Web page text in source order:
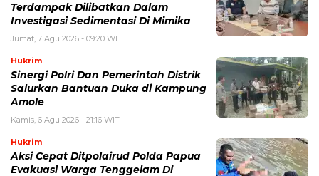
Terdampak Dilibatkan Dalam
Investigasi Sedimentasi Di Mimika
Jumat, 7 Agu 2026 - 09:20 WIT
Hukrim
Sinergi Polri Dan Pemerintah Distrik
Salurkan Bantuan Duka di Kampung
Amole
Kamis, 6 Agu 2026 - 21:16 WIT
Hukrim
Aksi Cepat Ditpolairud Polda Papua
Evakuasi Warga Tenggelam Di